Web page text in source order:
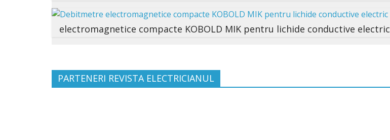
electromagnetice compacte KOBOLD MIK pentru lichide conductive electric
PARTENERI REVISTA ELECTRICIANUL